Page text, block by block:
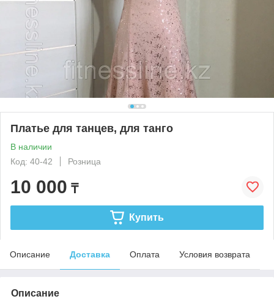
Платье для танцев, для танго
В наличии
Код: 40-42
Розница
10 000 ₸
Купить
Описание Доставка Оплата Условия возврата
Описание